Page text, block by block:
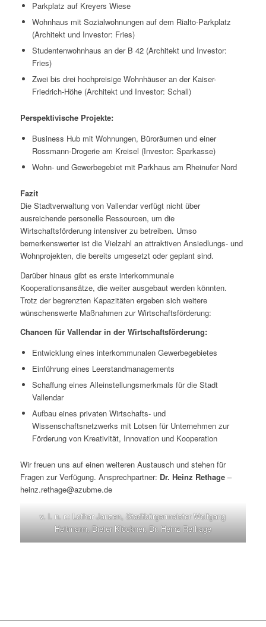
Parkplatz auf Kreyers Wiese
Wohnhaus mit Sozialwohnungen auf dem Rialto-Parkplatz
(Architekt und Investor: Fries)
Studentenwohnhaus an der B 42 (Architekt und Investor:
Fries)
Zwei bis drei hochpreisige Wohnhäuser an der Kaiser-
Friedrich-Höhe (Architekt und Investor: Schall)
Perspektivische Projekte:
Business Hub mit Wohnungen, Büroräumen und einer
Rossmann-Drogerie am Kreisel (Investor: Sparkasse)
Wohn- und Gewerbegebiet mit Parkhaus am Rheinufer Nord
Fazit
Die Stadtverwaltung von Vallendar verfügt nicht über
ausreichende personelle Ressourcen, um die
Wirtschaftsförderung intensiver zu betreiben. Umso
bemerkenswerter ist die Vielzahl an attraktiven Ansiedlungs- und
Wohnprojekten, die bereits umgesetzt oder geplant sind.
Darüber hinaus gibt es erste interkommunale
Kooperationsansätze, die weiter ausgebaut werden könnten.
Trotz der begrenzten Kapazitäten ergeben sich weitere
wünschenswerte Maßnahmen zur Wirtschaftsförderung:
Chancen für Vallendar in der Wirtschaftsförderung:
Entwicklung eines interkommunalen Gewerbegebietes
Einführung eines Leerstandmanagements
Schaffung eines Alleinstellungsmerkmals für die Stadt
Vallendar
Aufbau eines privaten Wirtschafts- und
Wissenschaftsnetzwerks mit Lotsen für Unternehmen zur
Förderung von Kreativität, Innovation und Kooperation
Wir freuen uns auf einen weiteren Austausch und stehen für
Fragen zur Verfügung. Ansprechpartner: Dr. Heinz Rethage–
heinz.rethage@azubme.de
v. l. n. r.: Lothar Janzen, Stadtbürgermeister Wolfgang
Heitmann, Dieter Klöckner, Dr. Heinz Rethage